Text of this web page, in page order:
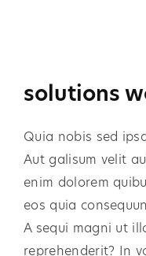
solutions
Quia nobis sed
Aut galisum velit
enim dolorem
eos quia
A sequi magni ut
reprehenderit? In